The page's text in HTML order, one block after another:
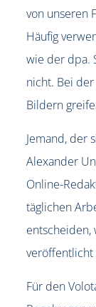
von unseren
Häufig
wie der dpa.
nicht. Bei
Bildern
Jemand, der
Alexander
Online-
täglichen
entscheiden,
Für den